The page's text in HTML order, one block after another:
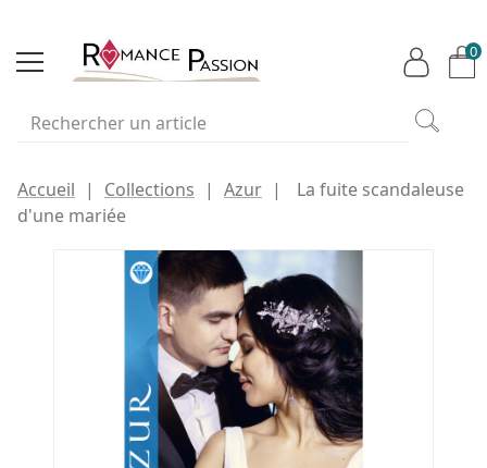
0
Accueil Collections Azur
La fuite scandaleuse
d'une mariée